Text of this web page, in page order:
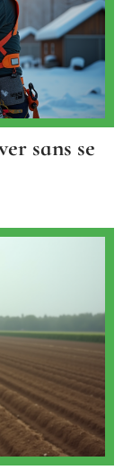
sans se